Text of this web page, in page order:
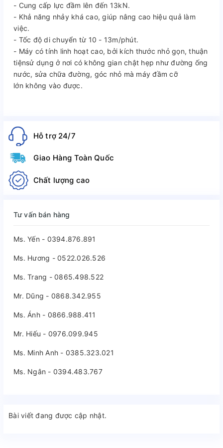
- Cung cấp lực đầm lên đến 13kN.
- Khả năng nhảy khá cao, giúp nâng cao hiệu quả làm
việc.
- Tốc độ di chuyển từ 10 - 13m/phút.
- Máy có tính linh hoạt cao, bởi kích thước nhỏ gọn, thuận
tiệnsử dụng ở nơi có không gian chật hẹp như đường ống
nước, sửa chữa đường, góc nhỏ mà máy đầm cỡ
lớn không vào được.
Hỗ trợ 24/7
Giao Hàng Toàn Quốc
Chất lượng cao
Tư vấn bán hàng
Ms. Yến - 0394.876.891
Ms. Hương - 0522.026.526
Ms. Trang - 0865.498.522
Mr. Dũng - 0868.342.955
Ms. Ánh - 0866.988.411
Mr. Hiếu - 0976.099.945
Ms. Minh Anh - 0385.323.021
Ms. Ngân - 0394.483.767
Bài viết đang được cập nhật.